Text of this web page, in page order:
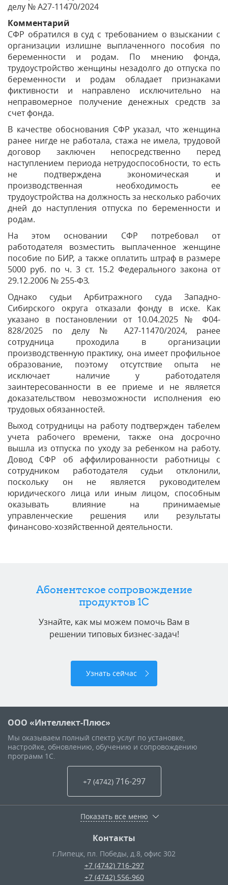
делу № А27-11470/2024
Комментарий
СФР обратился в суд с требованием о взыскании с
организации излишне выплаченного пособия по
беременности и родам. По мнению фонда,
трудоустройство женщины незадолго до отпуска по
беременности и родам обладает признаками
фиктивности и направлено исключительно на
неправомерное получение денежных средств за
счет фонда.
В качестве обоснования СФР указал, что женщина
ранее нигде не работала, стажа не имела, трудовой
договор заключен непосредственно перед
наступлением периода нетрудоспособности, то есть
не подтверждена экономическая и
производственная необходимость ее
трудоустройства на должность за несколько рабочих
дней до наступления отпуска по беременности и
родам.
На этом основании СФР потребовал от
работодателя возместить выплаченное женщине
пособие по БИР, а также оплатить штраф в размере
5000 руб. по ч. 3 ст. 15.2 Федерального закона от
29.12.2006 № 255-ФЗ.
Однако судьи Арбитражного суда Западно-
Сибирского округа отказали фонду в иске. Как
указано в постановлении от 10.04.2025 № Ф04-
828/2025 по делу № А27-11470/2024, ранее
сотрудница проходила в организации
производственную практику, она имеет профильное
образование, поэтому отсутствие опыта не
исключает наличие у работодателя
заинтересованности в ее приеме и не является
доказательством невозможности исполнения ею
трудовых обязанностей.
Выход сотрудницы на работу подтвержден табелем
учета рабочего времени, также она досрочно
вышла из отпуска по уходу за ребенком на работу.
Довод СФР об аффилированности работницы с
сотрудником работодателя судьи отклонили,
поскольку он не является руководителем
юридического лица или иным лицом, способным
оказывать влияние на принимаемые
управленческие решения или результаты
финансово-хозяйственной деятельности.
Абонентское сопровождение
продуктов 1C
Узнайте, как мы можем помочь Вам в
решении типовых бизнес-задач!
Узнать сейчас
ООО «Интеллект-Плюс»
Мы оказываем полный спектр услуг по установке,
настройке, обновлению, обучению и сопровождению
программ 1С.
+7 (4742) 716-297
Показать все меню
Контакты
г.Липецк пл. Победы, д.8, офис 302
+7 (4742) 716-297
+7 (4742) 556-960